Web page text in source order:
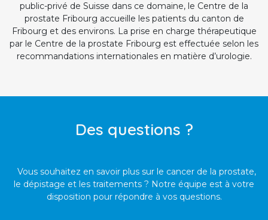
public-privé de Suisse dans ce domaine, le Centre de la
prostate Fribourg accueille les patients du canton de
Fribourg et des environs. La prise en charge thérapeutique
par le Centre de la prostate Fribourg est effectuée selon les
recommandations internationales en matière d’urologie.
Des questions ?
Vous souhaitez en savoir plus sur le cancer de la prostate,
le dépistage et les traitements ? Notre équipe est à votre
disposition pour répondre à vos questions.